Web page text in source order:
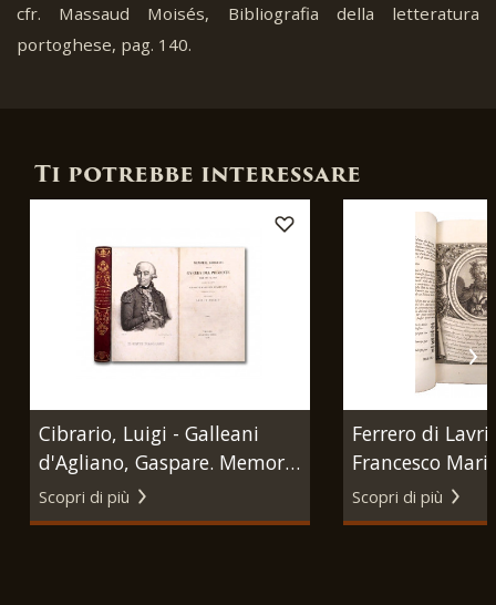
cfr. Massaud Moisés, Bibliografia della letteratura
portoghese, pag. 140.
Ti potrebbe interessare
Cibrario, Luigi - Galleani
d'Agliano, Gaspare. Memorie
storiche sulla guerra del
Piemonte dal 1741 al 1747.
Scopri di più
Ferrero di
Francesco
Regiaecque
domus arbor
Scopri di più